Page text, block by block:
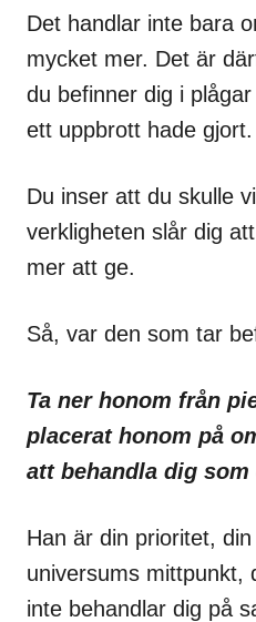
Det handlar inte bara
mycket mer. Det är
du befinner dig i
ett uppbrott hade gjort.
Du inser att du skulle
verkligheten slår dig
mer att ge.
Så, var den som tar
Ta ner honom från
placerat honom på
att behandla dig
Han är din prioritet,
universums mittpunkt,
inte behandlar dig på